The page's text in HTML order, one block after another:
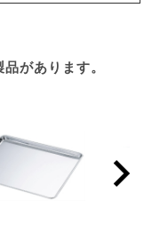
があります。